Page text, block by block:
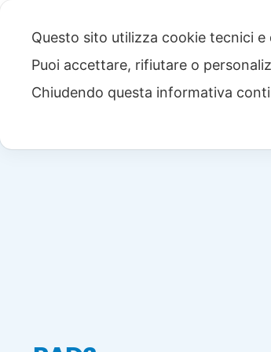
Questo sito utilizza cookie tecnici e
Puoi accettare, rifiutare o
Chiudendo questa informativa